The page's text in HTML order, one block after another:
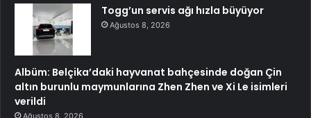
Togg’un servis ağı hızla büyüyor
Ağustos 8, 2026
Albüm: Belçika’daki hayvanat bahçesinde doğan Çin
altın burunlu maymunlarına Zhen Zhen ve Xi Le isimleri
verildi
Ağustos 8, 2026